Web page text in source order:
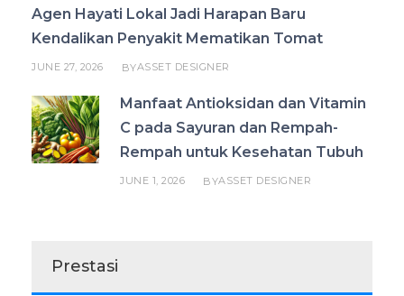
Agen Hayati Lokal Jadi Harapan Baru
Kendalikan Penyakit Mematikan Tomat
JUNE 27, 2026 BYASSET DESIGNER
Manfaat Antioksidan dan Vitamin
C pada Sayuran dan Rempah-
Rempah untuk Kesehatan Tubuh
JUNE 1, 2026 BYASSET DESIGNER
Prestasi